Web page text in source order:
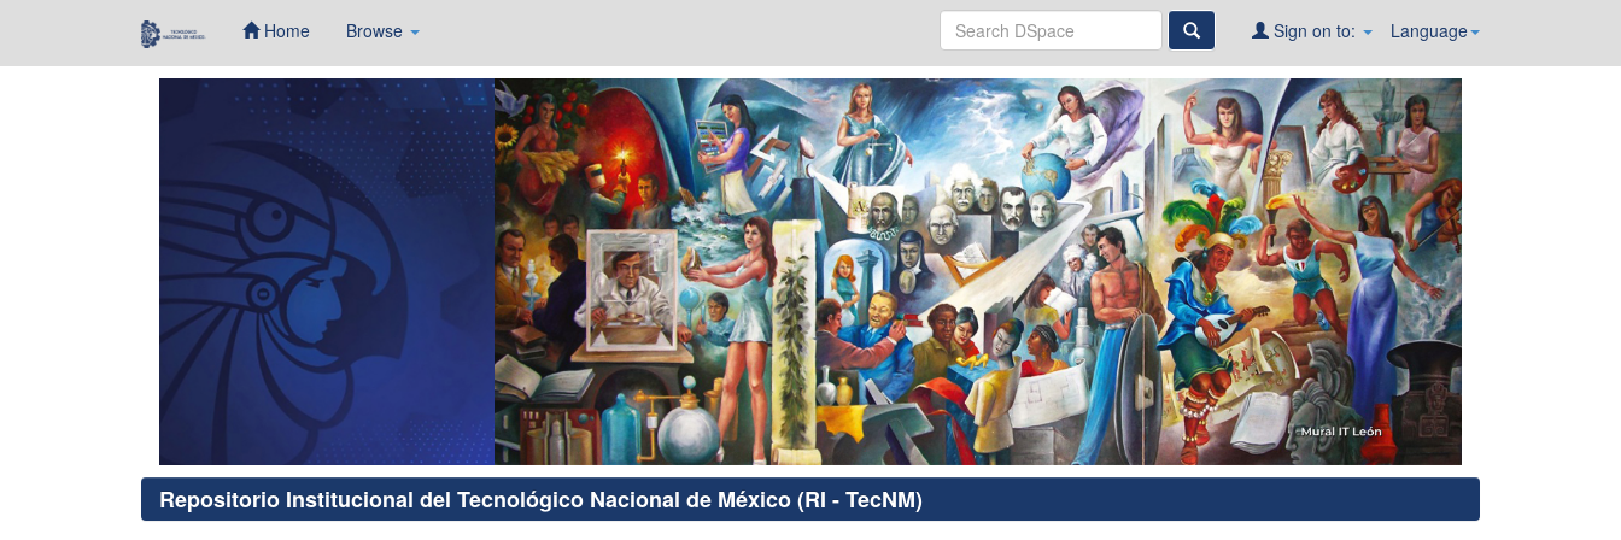
Home Browse Language
Sign on to:
Repositorio Institucional del Tecnológico Nacional de México (RI - TecNM)